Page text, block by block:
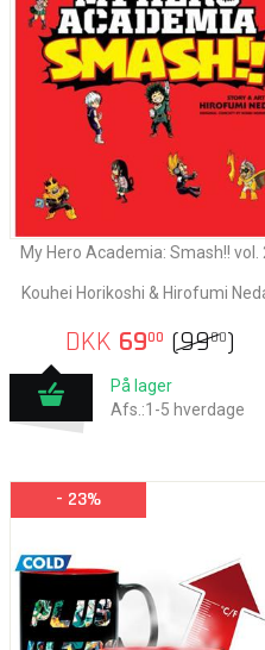
My Hero Academia: Smash!! vol.
Kouhei Horikoshi & Hirofumi
DKK 6900 (9900)
På lager
Afs.:1-5 hverdage
- 23%